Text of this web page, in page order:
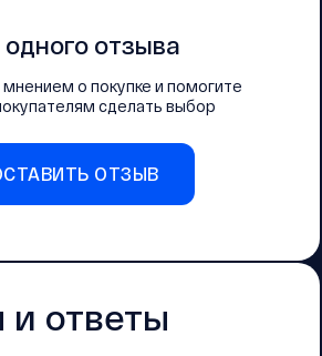
отзыва
о покупке и помогите
сделать выбор
ОТЗЫВ
ответы